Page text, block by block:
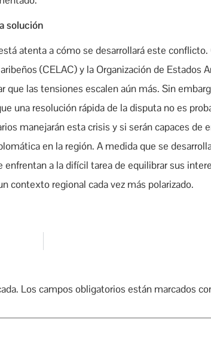
solución
atenta a cómo se desarrollará este
(CELAC) y la Organización de Estados
que las tensiones escalen aún más. Sin
una resolución rápida de la disputa no es
manejarán esta crisis y si serán capaces de
en la región. A medida que se
a la difícil tarea de equilibrar sus
contexto regional cada vez más polarizado.
Los campos obligatorios están marcados